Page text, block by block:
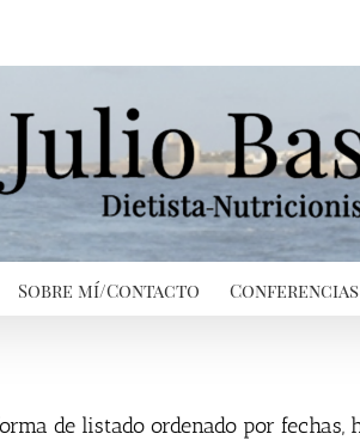
Sobre mí/Contacto Conferencias
de listado ordenado por fechas,